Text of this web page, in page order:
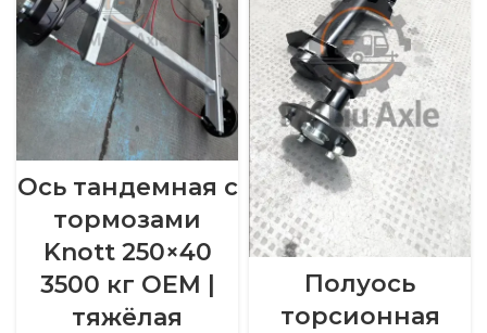
Ось тандемная с
тормозами
Knott 250×40
3500 кг OEM |
тяжёлая
Полуось
торсионная